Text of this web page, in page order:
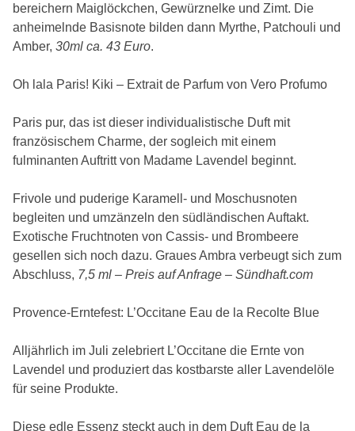
bereichern Maiglöckchen, Gewürznelke und Zimt. Die
anheimelnde Basisnote bilden dann Myrthe, Patchouli und
Amber, 30ml ca. 43 Euro.
Oh lala Paris! Kiki – Extrait de Parfum von Vero Profumo
Paris pur, das ist dieser individualistische Duft mit
französischem Charme, der sogleich mit einem
fulminanten Auftritt von Madame Lavendel beginnt.
Frivole und puderige Karamell- und Moschusnoten
begleiten und umzänzeln den südländischen Auftakt.
Exotische Fruchtnoten von Cassis- und Brombeere
gesellen sich noch dazu. Graues Ambra verbeugt sich zum
Abschluss, 7,5 ml – Preis auf Anfrage – Sündhaft.com
Provence-Erntefest: L’Occitane Eau de la Recolte Blue
Alljährlich im Juli zelebriert L’Occitane die Ernte von
Lavendel und produziert das kostbarste aller Lavendelöle
für seine Produkte.
Diese edle Essenz steckt auch in dem Duft Eau de la